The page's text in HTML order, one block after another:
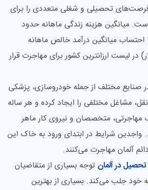
تحصیلی و شغلی متعددی را برای
میانگین هزینه زندگی ماهانه حدود
با احتساب میانگین درآمد خالص ماهانه
2,517.12 دلار) در لیست ارزانترین کشور برای مهاجرت قرار
صنایع مختلف از جمله خودروسازی، پزشکی
مشاغل مختلفی را ایجاد کرده و هر ساله
مهاجرتی، متخصصان و نیروی کار ماهر
شرایط در ابتدای ورود به خاک این
آلمان مهاجرت می‌کنند.
تحصیل در آلمان توجه بسیاری از متقاضیان
خود جلب می‌کند. بسیاری از بهترین